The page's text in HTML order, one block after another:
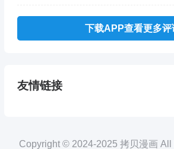
下载APP查看更多评
友情链接
Copyright © 2024-2025 拷贝漫画